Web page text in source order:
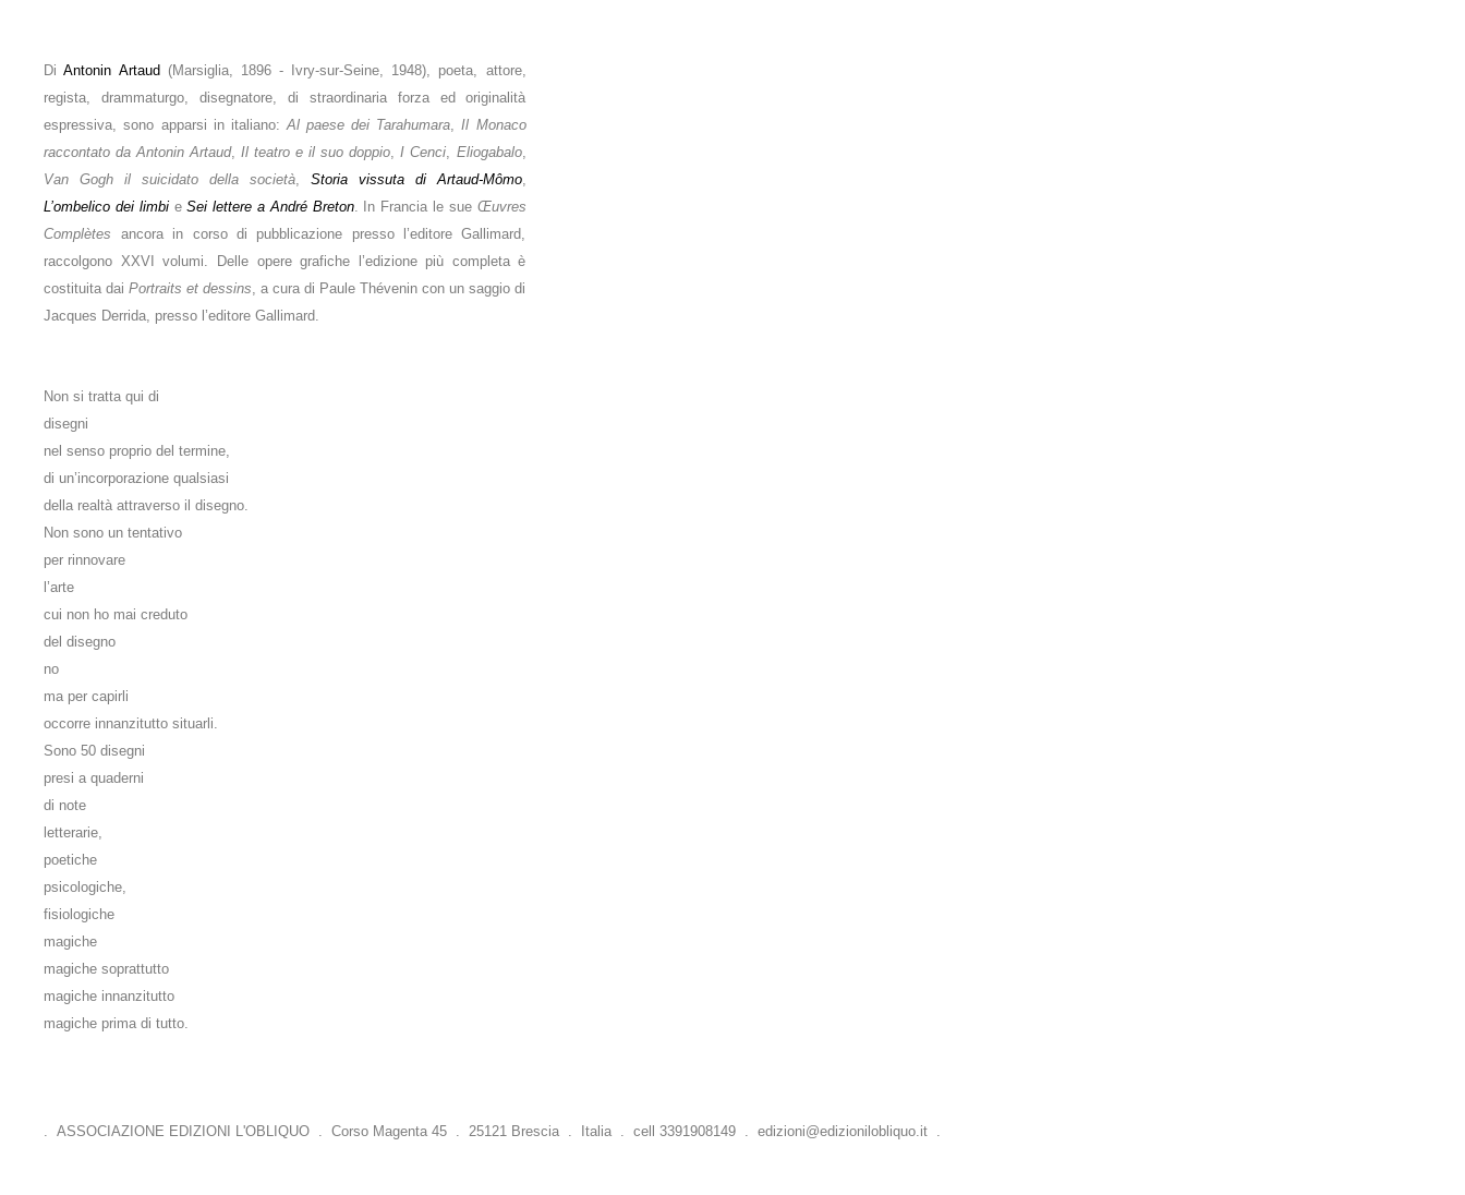
DiAntonin Artaud (Marsiglia, 1896 - Ivry-sur-Seine, 1948), poeta, attore,
regista, drammaturgo, disegnatore, di straordinaria forza ed originalità
espressiva, sono apparsi in italiano: Al paese dei Tarahumara ,Il Monaco
raccontato da Antonin Artaud,Il teatro e il suo doppio ,I Cenci Eliogabalo,
Van Gogh il suicidato della società, Storia vissuta di Artaud-Mômo,
L’ombelico dei limbieSei lettere a André Breton. In Francia le sue Œuvres
Complètes ancora in corso di pubblicazione presso l’editore Gallimard,
raccolgono XXVI volumi. Delle opere grafiche l’edizione più completa è
costituita daiPortraits et dessins , a cura di Paule Thévenin con un saggio di
Jacques Derrida, presso l’editore Gallimard.
Non si tratta qui di
disegni
nel senso proprio del termine,
di un’incorporazione qualsiasi
della realtà attraverso il disegno.
Non sono un tentativo
per rinnovare
l’arte
cui non ho mai creduto
del disegno
no
ma per capirli
occorre innanzitutto situarli.
Sono 50 disegni
presi a quaderni
di note
letterarie,
poetiche
psicologiche,
fisiologiche
magiche
magiche soprattutto
magiche innanzitutto
magiche prima di tutto.
. ASSOCIAZIONE EDIZIONI L'OBLIQUO . Corso Magenta 45 . 25121 Brescia . Italia . cell 3391908149 .edizioni@edizionilobliquo.it .